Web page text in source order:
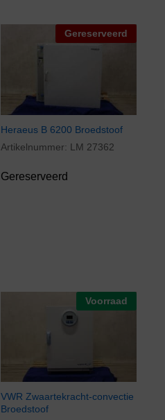
Gereserveerd
Heraeus B 6200 Broedstoof
Artikelnummer: LM 27362
Gereserveerd
Voorraad
VWR Zwaartekracht-convectie
Broedstoof